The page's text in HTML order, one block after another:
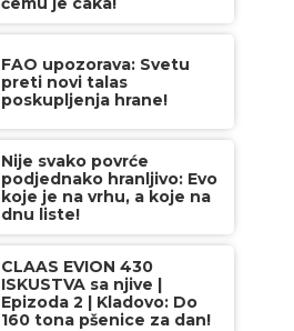
FAO upozorava: Svetu
preti novi talas
poskupljenja hrane!
Nije svako povrće
podjednako hranljivo: Evo
koje je na vrhu, a koje na
dnu liste!
CLAAS EVION 430
ISKUSTVA sa njive |
Epizoda 2 | Kladovo: Do
160 tona pšenice za dan!